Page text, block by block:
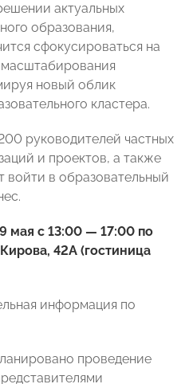
актуальных
образования,
сфокусироваться на
масштабирования
новый облик
кластера.
руководителей частных
и проектов, а также
войти в образовательный
мая с 13:00 — 17:00 по
42А (гостиница
информация по
проведение